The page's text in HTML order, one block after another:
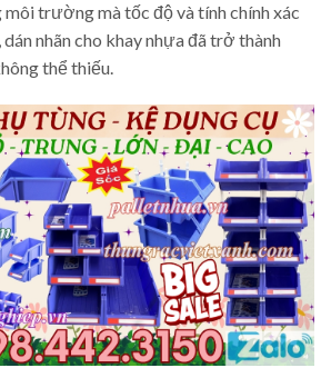
trường mà tốc độ và tính chính xác
nhãn cho khay nhựa đã trở thành
thể thiếu.